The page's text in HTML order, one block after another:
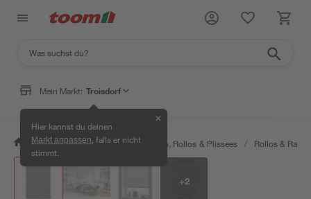
Mein Markt: Troisdorf
Hier kannst du deinen
Markt anpassen , falls er nicht
stimmt.
✕
/ Wohnen & Haushalt / Jalousien, Rollos & Plissees / Rollos &
+2